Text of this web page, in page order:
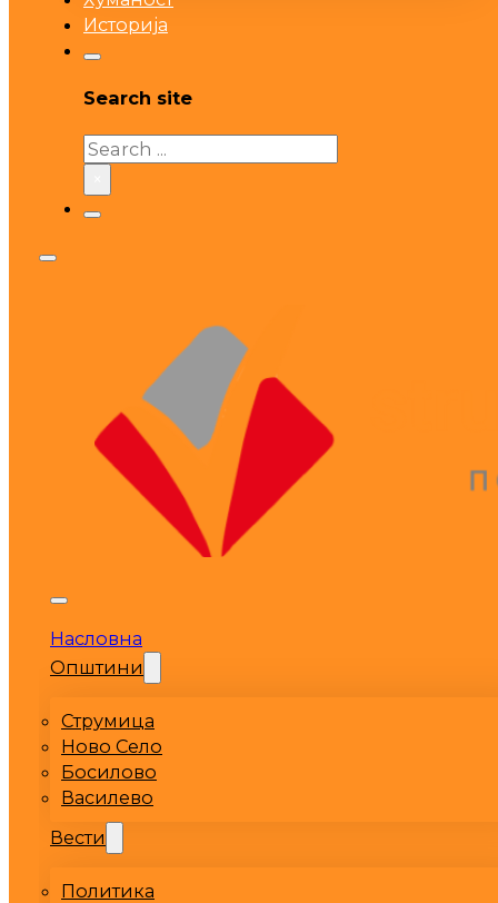
Историја
Search site
Search
Насловна
Општини
Струмица
Ново Село
Босилово
Василево
Вести
Политика